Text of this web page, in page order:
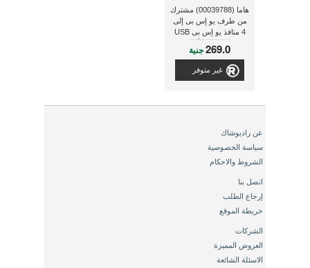
هاما (00039788) مشترك
من طرف يو إس بى إلى
4 منافذ يو إس بى USB
2.0 ذو لون أبيض
269.0جنية
غير متوفر
عن راديوشاك
سياسة الخصوصية
الشروط والاحكام
اتصل بنا
إرجاع الطلب
خريطة الموقع
الشركات
العروض المميزة
الاسئلة الشائعة